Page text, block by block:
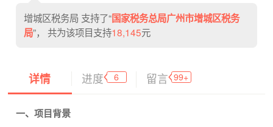
增城区税务局 支持了“国家税务总局广州市增城区税务
局”， 共为该项目支持18,145元
详情 进度 6 留言 99+
一、项目背景